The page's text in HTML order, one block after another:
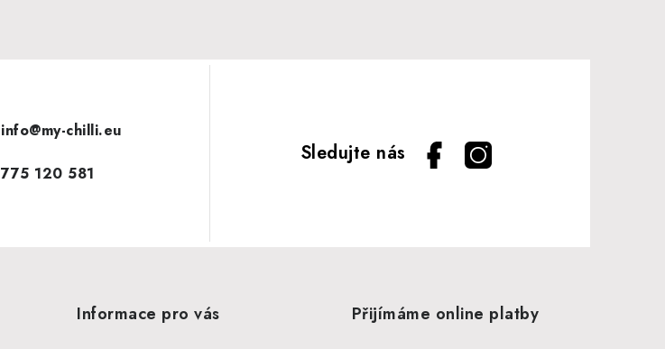
info@my-chilli.eu
775 120 581
Informace pro vás Přijímáme online platby